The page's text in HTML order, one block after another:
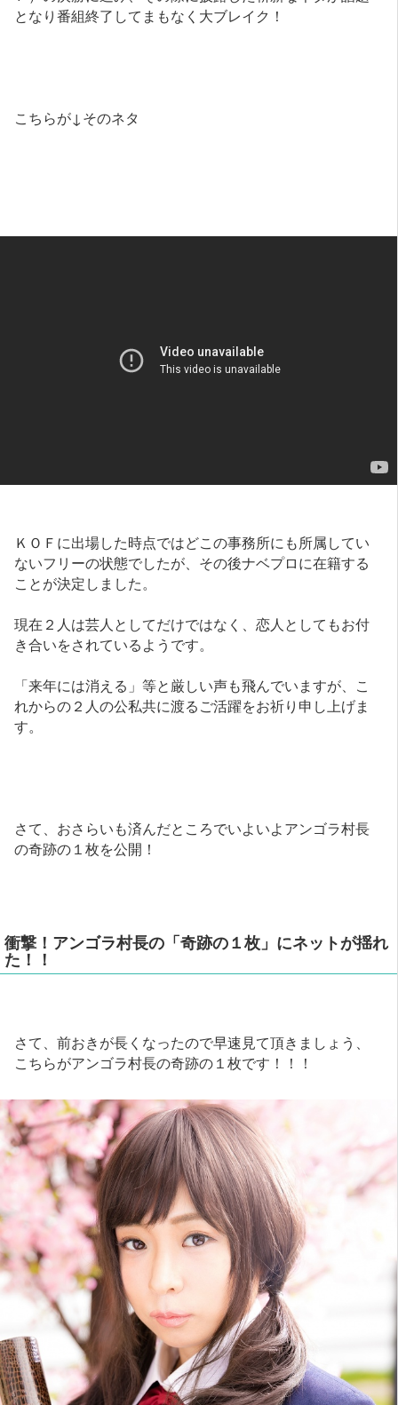
となり番組終了してまもなく大ブレイク！
こちらが↓そのネタ
ＫＯＦに出場した時点ではどこの事務所にも所属してい
ないフリーの状態でしたが、その後ナベプロに在籍する
ことが決定しました。
現在２人は芸人としてだけではなく、恋人としてもお付
き合いをされているようです。
「来年には消える」等と厳しい声も飛んでいますが、こ
れからの２人の公私共に渡るご活躍をお祈り申し上げま
す。
さて、おさらいも済んだところでいよいよアンゴラ村長
の奇跡の１枚を公開！
衝撃！アンゴラ村長の「奇跡の１枚」にネットが揺れ
た！！
さて、前おきが長くなったので早速見て頂きましょう、
こちらがアンゴラ村長の奇跡の１枚です！！！